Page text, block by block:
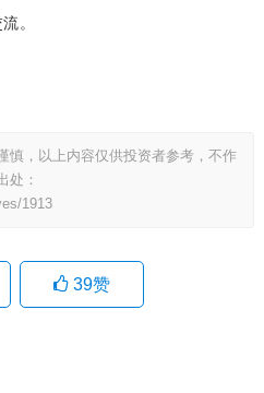
。
慎，以上内容仅供投资者参考，不作
处：
1913
39赞